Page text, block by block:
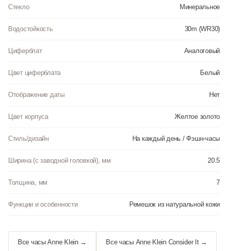
Стекло Минеральное
Водостойкость 30m (WR30)
Циферблат Аналоговый
Цвет циферблата Белый
Отображение даты Нет
Цвет корпуса Желтое золото
Стиль/дизайн На каждый день / Фэшн-часы
Ширина (с заводной головкой), мм 20.5
Толщина, мм 7
Функции и особенности Ремешок из натуральной кожи
Все часы Anne Klein → Все часы Anne Klein Consider It →